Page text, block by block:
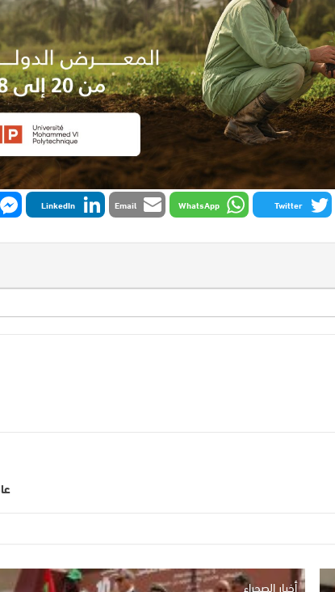
Twitter
WhatsApp
Email
LinkedIn
أخبار الصحراء